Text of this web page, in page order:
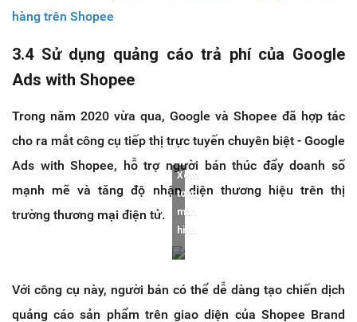
hàng trên Shopee
3.4 Sử dụng quảng cáo trả phí của Google
Ads with Shopee
Trong năm 2020 vừa qua, Google và Shopee đã hợp tác
cho ra mắt công cụ tiếp thị trực tuyến chuyên biệt - Google
Ads with Shopee, hỗ trợ người bán thúc đẩy doanh số
mạnh mẽ và tăng độ nhận diện thương hiệu trên thị
trường thương mại điện tử.
Xem
toàn
màn
hình
Với công cụ này, người bán có thể dễ dàng tạo chiến dịch
quảng cáo sản phẩm trên giao diện của Shopee Brand